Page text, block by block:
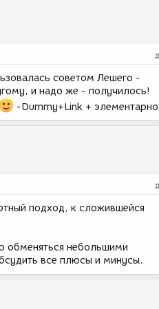
советом Лешего -
и надо же - получилось!
-Dummy+Link +
подход, к сложившейся
обменяться небольшими
все плюсы и минусы.